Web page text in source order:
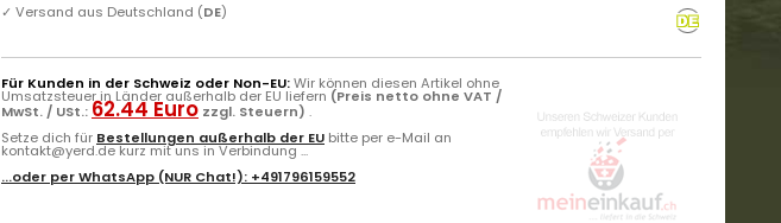
✓ Versand aus Deutschland (DE)
Für Kunden in der Schweiz oder Non-EU:Wir können diesen Artikel ohne
Umsatzsteuer in Länder außerhalb der EU liefern (Preis netto ohne VAT /
MwSt. / USt.: 62.44 Euro zzgl. Steuern) .
Setze dich für Bestellungen außerhalb der EU bitte per e-Mail an
kontakt@yerd.de kurz mit uns in Verbindung ...
...oder perWhatsApp (NUR Chat!): +491796159552